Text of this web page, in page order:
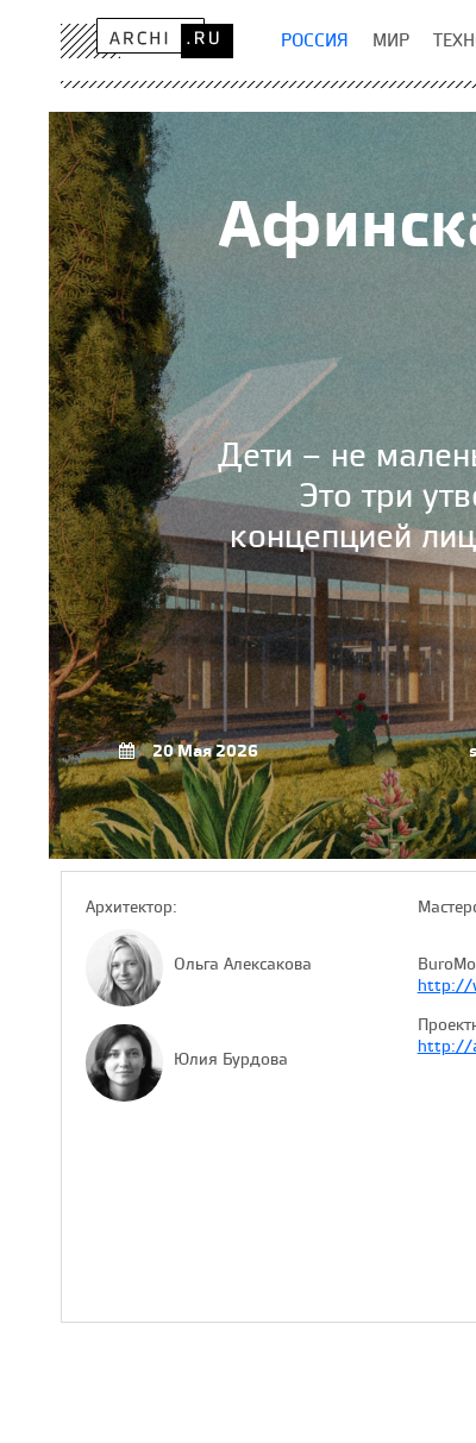
РОССИЯ МИР
Дети – не
Это три
концепцией
20 Мая 2026
Архитектор:
Ольга Алексакова
Юлия Бурдова
http://
http://